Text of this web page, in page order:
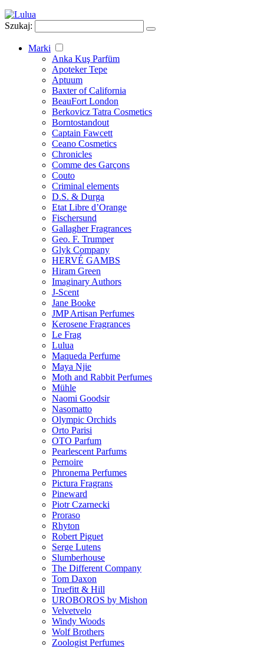
Szukaj:
Marki
Anka Kuş Parfüm
Apoteker Tepe
Aptuum
Baxter of California
BeauFort London
Berkovicz Tatra Cosmetics
Borntostandout
Captain Fawcett
Ceano Cosmetics
Chronicles
Comme des Garçons
Couto
Criminal elements
D.S. & Durga
Etat Libre d’Orange
Fischersund
Gallagher Fragrances
Geo. F. Trumper
Glyk Company
HERVÉ GAMBS
Hiram Green
Imaginary Authors
J-Scent
Jane Booke
JMP Artisan Perfumes
Kerosene Fragrances
Le Frag
Lulua
Maqueda Perfume
Maya Njie
Moth and Rabbit Perfumes
Mühle
Naomi Goodsir
Nasomatto
Olympic Orchids
Orto Parisi
OTO Parfum
Pearlescent Parfums
Pernoire
Phronema Perfumes
Pictura Fragrans
Pineward
Piotr Czarnecki
Proraso
Rhyton
Robert Piguet
Serge Lutens
Slumberhouse
The Different Company
Tom Daxon
Truefitt & Hill
UROBOROS by Mishon
Velvetvelo
Windy Woods
Wolf Brothers
Zoologist Perfumes